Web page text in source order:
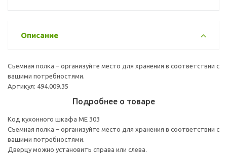
Описание
Съемная полка – организуйте место для хранения в соответствии с
вашими потребностями.
Артикул: 494.009.35
Подробнее о товаре
Код кухонного шкафа ME 303
Съемная полка – организуйте место для хранения в соответствии с
вашими потребностями.
Дверцу можно установить справа или слева.